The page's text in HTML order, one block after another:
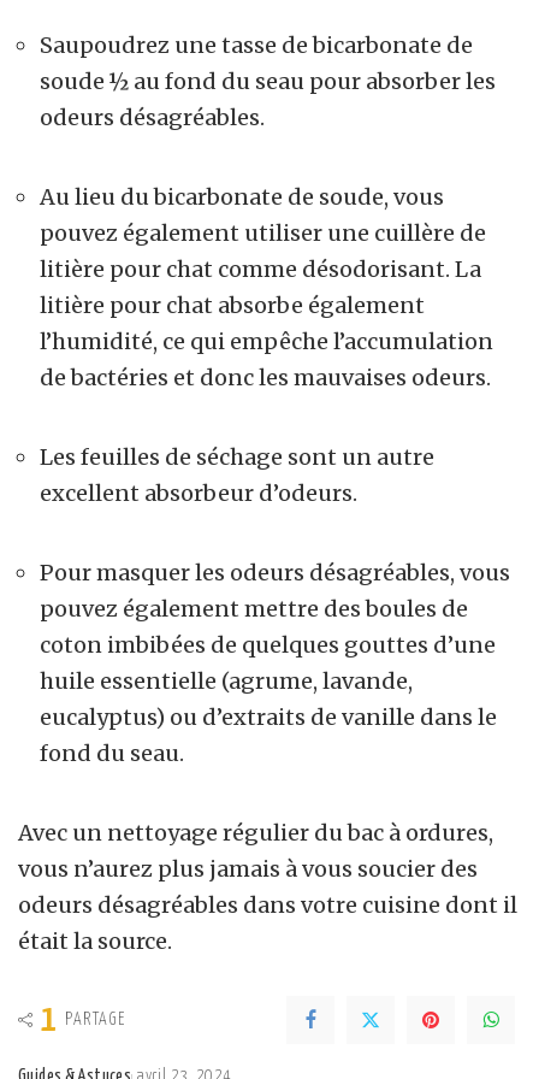
Saupoudrez une tasse de bicarbonate de
soude ½ au fond du seau pour absorber les
odeurs désagréables.
Au lieu du bicarbonate de soude, vous
pouvez également utiliser une cuillère de
litière pour chat comme désodorisant. La
litière pour chat absorbe également
l’humidité, ce qui empêche l’accumulation
de bactéries et donc les mauvaises odeurs.
Les feuilles de séchage sont un autre
excellent absorbeur d’odeurs.
Pour masquer les odeurs désagréables, vous
pouvez également mettre des boules de
coton imbibées de quelques gouttes d’une
huile essentielle (agrume, lavande,
eucalyptus) ou d’extraits de vanille dans le
fond du seau.
Avec un nettoyage régulier du bac à ordures,
vous n’aurez plus jamais à vous soucier des
odeurs désagréables dans votre cuisine dont il
était la source.
1 PARTAGE